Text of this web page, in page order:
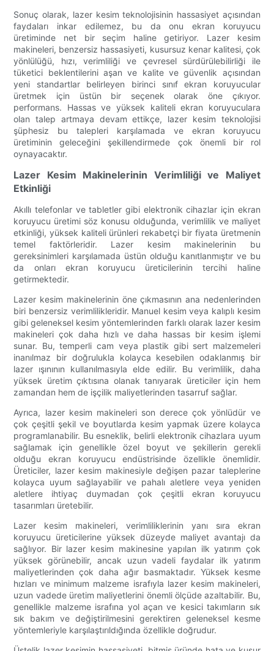
Sonuç olarak, lazer kesim teknolojisinin hassasiyet açısından
faydaları inkar edilemez, bu da onu ekran koruyucu
üretiminde net bir seçim haline getiriyor. Lazer kesim
makineleri, benzersiz hassasiyeti, kusursuz kenar kalitesi, çok
yönlülüğü, hızı, verimliliği ve çevresel sürdürülebilirliği ile
tüketici beklentilerini aşan ve kalite ve güvenlik açısından
yeni standartlar belirleyen birinci sınıf ekran koruyucular
üretmek için üstün bir seçenek olarak öne çıkıyor.
performans. Hassas ve yüksek kaliteli ekran koruyuculara
olan talep artmaya devam ettikçe, lazer kesim teknolojisi
şüphesiz bu talepleri karşılamada ve ekran koruyucu
üretiminin geleceğini şekillendirmede çok önemli bir rol
oynayacaktır.
Lazer Kesim Makinelerinin Verimliliği ve Maliyet
Etkinliği
Akıllı telefonlar ve tabletler gibi elektronik cihazlar için ekran
koruyucu üretimi söz konusu olduğunda, verimlilik ve maliyet
etkinliği, yüksek kaliteli ürünleri rekabetçi bir fiyata üretmenin
temel faktörleridir. Lazer kesim makinelerinin bu
gereksinimleri karşılamada üstün olduğu kanıtlanmıştır ve bu
da onları ekran koruyucu üreticilerinin tercihi haline
getirmektedir.
Lazer kesim makinelerinin öne çıkmasının ana nedenlerinden
biri benzersiz verimlilikleridir. Manuel kesim veya kalıplı kesim
gibi geleneksel kesim yöntemlerinden farklı olarak lazer kesim
makineleri çok daha hızlı ve daha hassas bir kesim işlemi
sunar. Bu, temperli cam veya plastik gibi sert malzemeleri
inanılmaz bir doğrulukla kolayca kesebilen odaklanmış bir
lazer ışınının kullanılmasıyla elde edilir. Bu verimlilik, daha
yüksek üretim çıktısına olanak tanıyarak üreticiler için hem
zamandan hem de işçilik maliyetlerinden tasarruf sağlar.
Ayrıca, lazer kesim makineleri son derece çok yönlüdür ve
çok çeşitli şekil ve boyutlarda kesim yapmak üzere kolayca
programlanabilir. Bu esneklik, belirli elektronik cihazlara uyum
sağlamak için genellikle özel boyut ve şekillerin gerekli
olduğu ekran koruyucu endüstrisinde özellikle önemlidir.
Üreticiler, lazer kesim makinesiyle değişen pazar taleplerine
kolayca uyum sağlayabilir ve pahalı aletlere veya yeniden
aletlere ihtiyaç duymadan çok çeşitli ekran koruyucu
tasarımları üretebilir.
Lazer kesim makineleri, verimliliklerinin yanı sıra ekran
koruyucu üreticilerine yüksek düzeyde maliyet avantajı da
sağlıyor. Bir lazer kesim makinesine yapılan ilk yatırım çok
yüksek görünebilir, ancak uzun vadeli faydalar ilk yatırım
maliyetlerinden çok daha ağır basmaktadır. Yüksek kesme
hızları ve minimum malzeme israfıyla lazer kesim makineleri,
uzun vadede üretim maliyetlerini önemli ölçüde azaltabilir. Bu,
genellikle malzeme israfına yol açan ve kesici takımların sık
sık bakım ve değiştirilmesini gerektiren geleneksel kesme
yöntemleriyle karşılaştırıldığında özellikle doğrudur.